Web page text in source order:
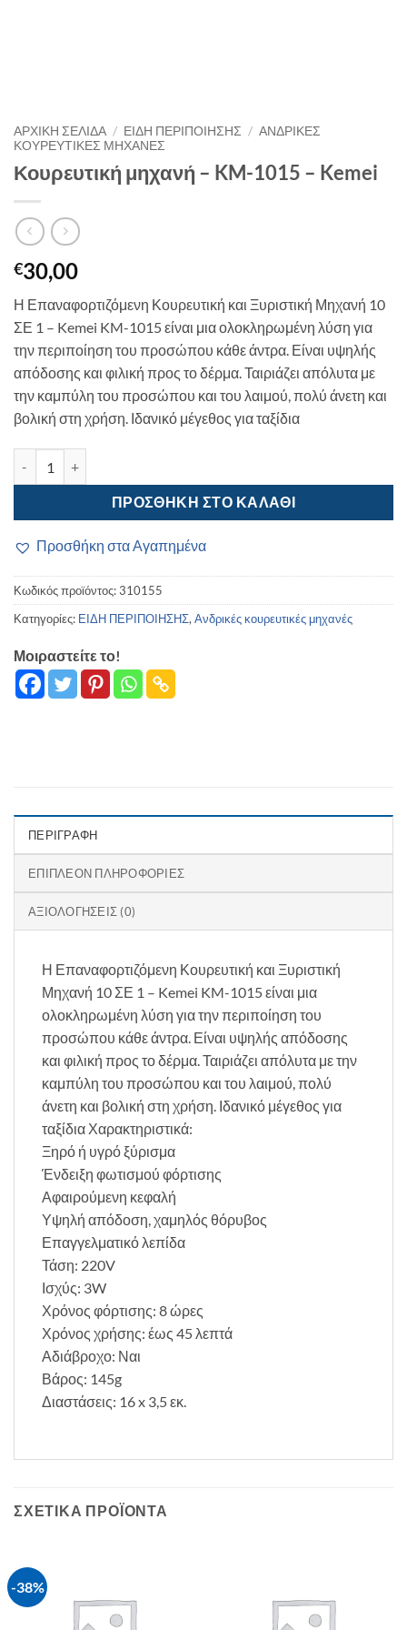
ΑΡΧΙΚΉ ΣΕΛΊΔΑ / ΕΙΔΗ ΠΕΡΙΠΟΙΗΣΗΣ / ΑΝΔΡΙΚΈΣ
ΚΟΥΡΕΥΤΙΚΈΣ ΜΗΧΑΝΈΣ
Κουρευτική μηχανή – KM-1015 – Kemei
€30,00
Η Επαναφορτιζόμενη Κουρευτική και Ξυριστική Μηχανή 10
ΣΕ 1 – Kemei KM-1015 είναι μια ολοκληρωμένη λύση για
την περιποίηση του προσώπου κάθε άντρα. Είναι υψηλής
απόδοσης και φιλική προς το δέρμα. Ταιριάζει απόλυτα με
την καμπύλη του προσώπου και του λαιμού, πολύ άνετη και
βολική στη χρήση. Ιδανικό μέγεθος για ταξίδια
ΠΡΟΣΘΉΚΗ ΣΤΟ ΚΑΛΆΘΙ
Προσθήκη στα Αγαπημένα
Κωδικός προϊόντος:310155
Κατηγορίες: ΕΙΔΗ ΠΕΡΙΠΟΙΗΣΗΣ, Ανδρικές κουρευτικές μηχανές
Μοιραστείτε το!
ΠΕΡΙΓΡΑΦΉ
ΕΠΙΠΛΈΟΝ ΠΛΗΡΟΦΟΡΊΕΣ
ΑΞΙΟΛΟΓΉΣΕΙΣ (0)
Η Επαναφορτιζόμενη Κουρευτική και Ξυριστική
Μηχανή 10 ΣΕ 1 – Kemei KM-1015 είναι μια
ολοκληρωμένη λύση για την περιποίηση του
προσώπου κάθε άντρα. Είναι υψηλής απόδοσης
και φιλική προς το δέρμα. Ταιριάζει απόλυτα με την
καμπύλη του προσώπου και του λαιμού, πολύ
άνετη και βολική στη χρήση. Ιδανικό μέγεθος για
ταξίδια Χαρακτηριστικά:
Ξηρό ή υγρό ξύρισμα
Ένδειξη φωτισμού φόρτισης
Αφαιρούμενη κεφαλή
Υψηλή απόδοση, χαμηλός θόρυβος
Επαγγελματικό λεπίδα
Τάση: 220V
Ισχύς: 3W
Χρόνος φόρτισης: 8 ώρες
Χρόνος χρήσης: έως 45 λεπτά
Αδιάβροχο: Ναι
Βάρος: 145g
Διαστάσεις: 16 x 3,5 εκ.
ΣΧΕΤΙΚΆ ΠΡΟΪΌΝΤΑ
-38%